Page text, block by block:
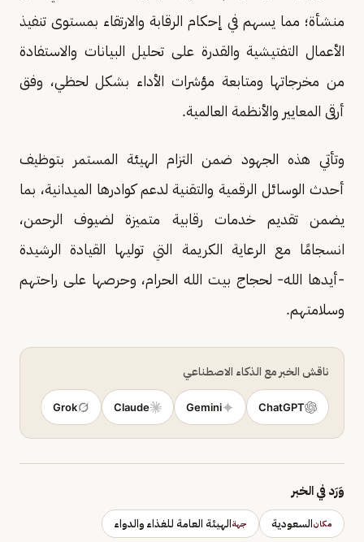
منشأة؛ مما يسهم في إحكام الرقابة والارتقاء بمستوى تنفيذ
الأعمال التفتيشية والقدرة على تحليل البيانات والاستفادة
من مخرجاتها ومتابعة مؤشرات الأداء بشكل لحظي، وفق
أرقى المعايير والأنظمة العالمية.
وتأتي هذه الجهود ضمن التزام الهيئة المستمر بتوظيف
أحدث الوسائل الرقمية والتقنية لدعم كوادرها الميدانية، بما
يضمن تقديم خدمات رقابية متميزة لضيوف الرحمن،
انسجامًا مع الرعاية الكريمة التي توليها القيادة الرشيدة
-أيدها الله- لحجاج بيت الله الحرام، وحرصها على راحتهم
وسلامتهم.
ناقش الخبر مع الذكاء الاصطناعي
ChatGPT
Gemini
Claude
Grok
وَرَد في الخبر
مكانالسعودية جهةالهيئة العامة للغذاء والدواء